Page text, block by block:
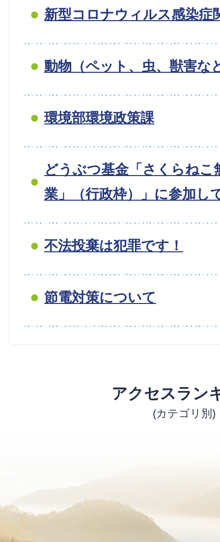
新型コロナウィルス感染症
動物（ペット、虫、獣害な
環境部環境政策課
どうぶつ基金「さくらねこ
業」（行政枠）」に参加し
不法投棄は犯罪です！
節電対策について
アクセスラン
(カテゴリ別)